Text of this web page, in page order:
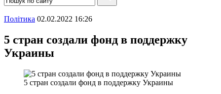
Полiтика 02.02.2022 16:26
5 стран создали фонд в поддержку
Украины
5 стран создали фонд в поддержку Украины